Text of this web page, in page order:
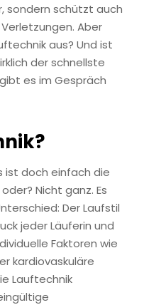
sondern schützt auch
Aber
aus? Und ist
der schnellste
es im Gespräch
ist doch einfach die
Nicht ganz. Es
Der Laufstil
jeder Läuferin und
Faktoren wie
kardiovaskuläre
Lauftechnik